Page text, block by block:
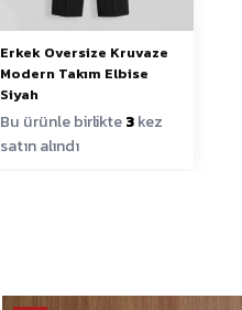
Erkek Oversize Kruvaze
Modern Takım Elbise
Siyah
Bu ürünle birlikte3kez
satın alındı